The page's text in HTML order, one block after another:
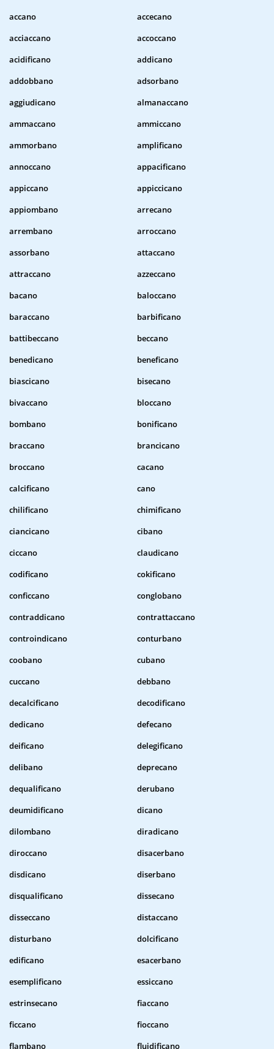
accano
accecano
acciaccano
accoccano
acidificano
addicano
addobbano
adsorbano
aggiudicano
almanaccano
ammaccano
ammiccano
ammorbano
amplificano
annoccano
appacificano
appiccano
appiccicano
appiombano
arrecano
arrembano
arroccano
assorbano
attaccano
attraccano
azzeccano
bacano
baloccano
baraccano
barbificano
battibeccano
beccano
benedicano
beneficano
biascicano
bisecano
bivaccano
bloccano
bombano
bonificano
braccano
brancicano
broccano
cacano
calcificano
cano
chilificano
chimificano
ciancicano
cibano
ciccano
claudicano
codificano
cokificano
conficcano
conglobano
contraddicano
contrattaccano
controindicano
conturbano
coobano
cubano
cuccano
debbano
decalcificano
decodificano
dedicano
defecano
deificano
delegificano
delibano
deprecano
dequalificano
derubano
deumidificano
dicano
dilombano
diradicano
diroccano
disacerbano
disdicano
diserbano
disqualificano
dissecano
disseccano
distaccano
disturbano
dolcificano
edificano
esacerbano
esemplificano
essiccano
estrinsecano
fiaccano
ficcano
fioccano
flambano
fluidificano